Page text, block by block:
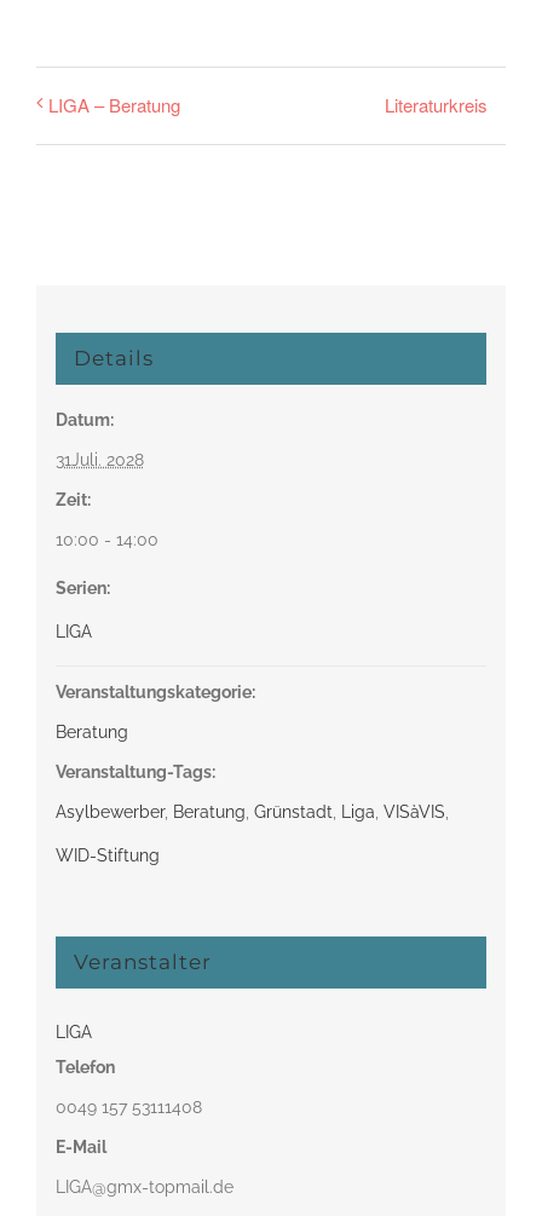
LIGA – Beratung Literaturkreis
Details
Datum:
31Juli. 2028
Zeit:
10:00 - 14:00
Serien:
LIGA
Veranstaltungskategorie:
Beratung
Veranstaltung-Tags:
Asylbewerber, Beratung Grünstadt Liga VISàVIS
WID-Stiftung
Veranstalter
LIGA
Telefon
0049 157 53111408‬
E-Mail
LIGA@gmx-topmail.de